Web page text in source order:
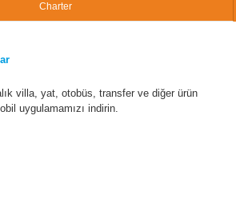
Charter
villa, yat, otobüs, transfer ve diğer ürün
uygulamamızı indirin.